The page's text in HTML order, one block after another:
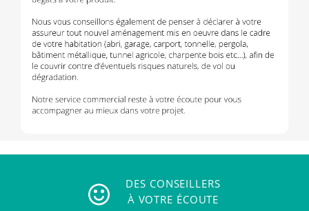
DES CONSEILLERS
À VOTRE ÉCOUTE